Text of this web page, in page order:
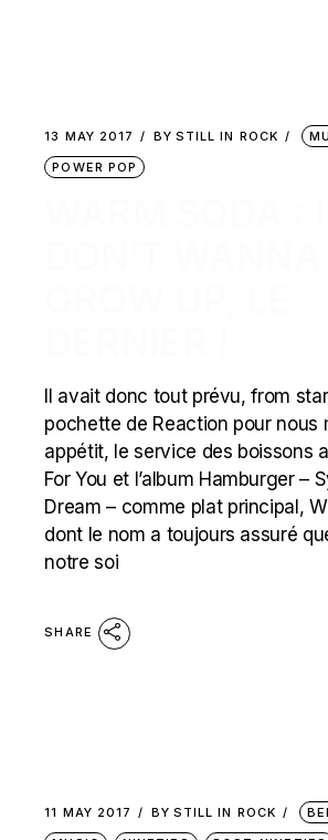
13 MAY 2017 BY STILL IN ROCK
POWER POP
Il avait donc tout prévu, from
pochette de Reaction pour nous
appétit, le service des boissons
For You et l’album Hamburger –
Dream – comme plat principal,
dont le nom a toujours assuré
notre soi
SHARE
11 MAY 2017 BY STILL IN ROCK